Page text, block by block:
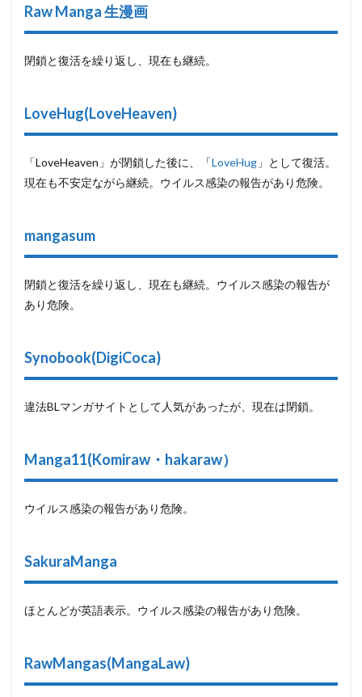
Raw Manga 生漫画
閉鎖と復活を繰り返し、現在も継続。
LoveHug(LoveHeaven)
「LoveHeaven」が閉鎖した後に、「LoveHug 」として復活。
現在も不安定ながら継続。ウイルス感染の報告があり危険。
mangasum
閉鎖と復活を繰り返し、現在も継続。ウイルス感染の報告が
あり危険。
Synobook(DigiCoca)
違法BLマンガサイトとして人気があったが、現在は閉鎖。
Manga11(Komiraw・hakaraw）
ウイルス感染の報告があり危険。
SakuraManga
ほとんどが英語表示。ウイルス感染の報告があり危険。
RawMangas(MangaLaw)